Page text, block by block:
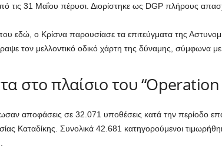
τις 31 Μαΐου πέρυσι. Διορίστηκε ως DGP πλήρους
εδώ, ο Κρίσνα παρουσίασε τα επιτεύγματα της
τον μελλοντικό οδικό χάρτη της δύναμης, σύμφωνα
στο πλαίσιο του
αποφάσεις σε 32.071 υποθέσεις κατά την περίοδο
Καταδίκης. Συνολικά 42.681 κατηγορούμενοι